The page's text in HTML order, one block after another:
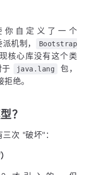
你自定义了一个
机制，
Bootstrap
核心库没有这个类
java.lang
包，
绝。
？
次 "破坏"：